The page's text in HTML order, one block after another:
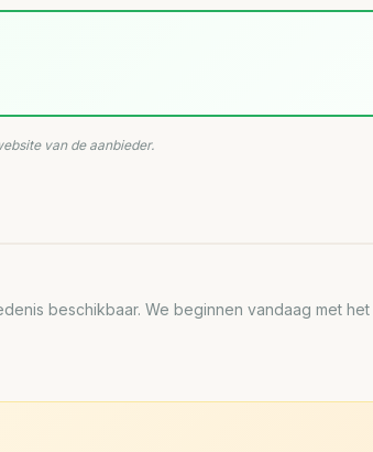
van de aanbieder.
beschikbaar. We beginnen vandaag met